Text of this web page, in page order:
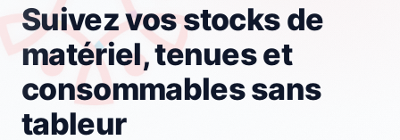
Suivez vos stocks de
matériel, tenues et
consommables sans
tableur